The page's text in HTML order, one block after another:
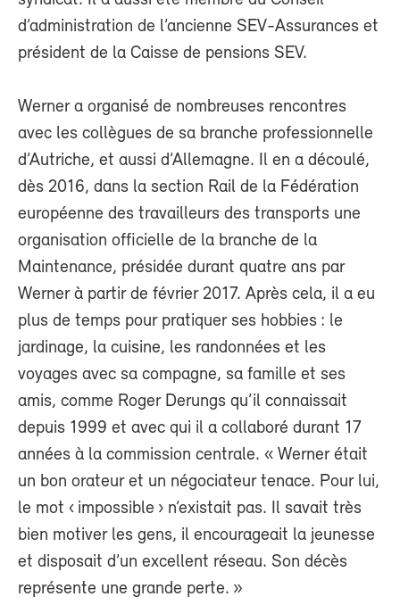
d’administration de l’ancienne SEV-Assurances et
président de la Caisse de pensions SEV.
Werner a organisé de nombreuses rencontres
avec les collègues de sa branche professionnelle
d’Autriche, et aussi d’Allemagne. Il en a découlé,
dès 2016, dans la section Rail de la Fédération
européenne des travailleurs des transports une
organisation officielle de la branche de la
Maintenance, présidée durant quatre ans par
Werner à partir de février 2017. Après cela, il a eu
plus de temps pour pratiquer ses hobbies : le
jardinage, la cuisine, les randonnées et les
voyages avec sa compagne, sa famille et ses
amis, comme Roger Derungs qu’il connaissait
depuis 1999 et avec qui il a collaboré durant 17
années à la commission centrale. « Werner était
un bon orateur et un négociateur tenace. Pour lui,
le mot ‹ impossible › n’existait pas. Il savait très
bien motiver les gens, il encourageait la jeunesse
et disposait d’un excellent réseau. Son décès
représente une grande perte. »